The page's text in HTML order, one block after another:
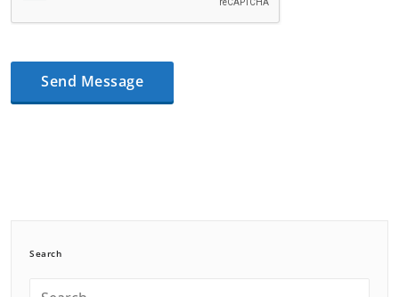
Search